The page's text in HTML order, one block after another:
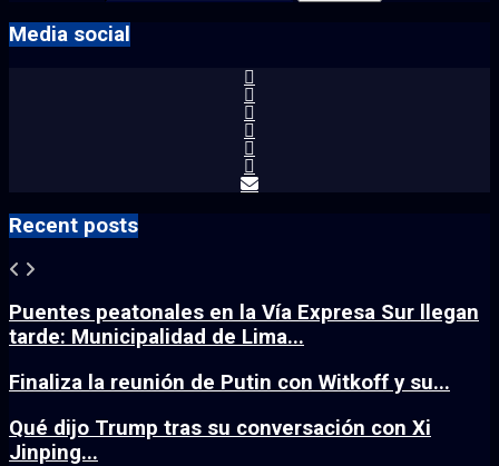
Media social
Recent posts
Puentes peatonales en la Vía Expresa Sur llegan
tarde: Municipalidad de Lima...
Finaliza la reunión de Putin con Witkoff y su...
Qué dijo Trump tras su conversación con Xi
Jinping...